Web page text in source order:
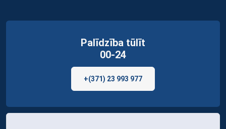
Palīdzība tūlīt
00-24
+(371) 23 993 977